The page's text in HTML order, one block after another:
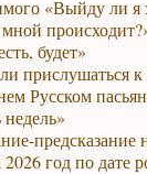
«Выйду ли я
будет»
прислушаться к
Русском
предсказание
год по дате